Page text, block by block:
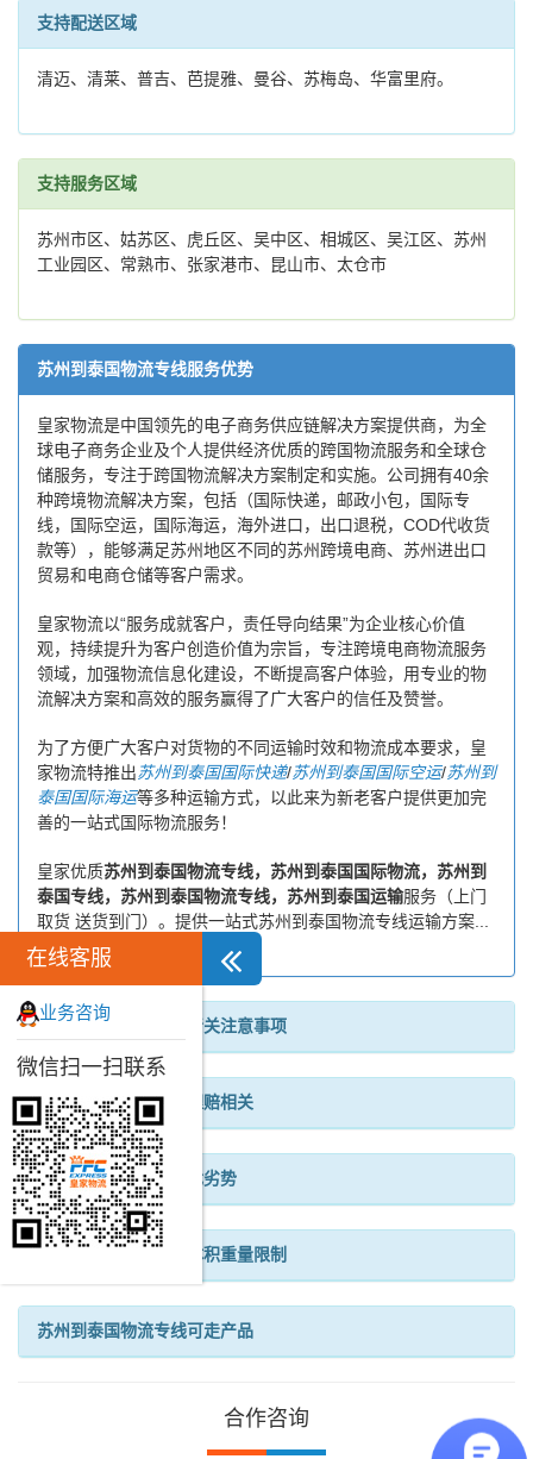
支持配送区域
清迈、清莱、普吉、芭提雅、曼谷、苏梅岛、华富里府。
支持服务区域
苏州市区、姑苏区、虎丘区、吴中区、相城区、吴江区、苏州
工业园区、常熟市、张家港市、昆山市、太仓市
苏州到泰国物流专线服务优势
皇家物流是中国领先的电子商务供应链解决方案提供商，为全
球电子商务企业及个人提供经济优质的跨国物流服务和全球仓
储服务，专注于跨国物流解决方案制定和实施。公司拥有40余
种跨境物流解决方案，包括（国际快递，邮政小包，国际专
线，国际空运，国际海运，海外进口，出口退税，COD代收货
款等），能够满足苏州地区不同的苏州跨境电商、苏州进出口
贸易和电商仓储等客户需求。
皇家物流以“服务成就客户，责任导向结果”为企业核心价值
观，持续提升为客户创造价值为宗旨，专注跨境电商物流服务
领域，加强物流信息化建设，不断提高客户体验，用专业的物
流解决方案和高效的服务赢得了广大客户的信任及赞誉。
为了方便广大客户对货物的不同运输时效和物流成本要求，皇
家物流特推出苏州到泰国国际快递/苏州到泰国国际空运/苏州到
泰国国际海运等多种运输方式，以此来为新老客户提供更加完
善的一站式国际物流服务！
皇家优质苏州到泰国物流专线，苏州到泰国国际物流，苏州到
泰国专线，苏州到泰国物流专线，苏州到泰国运输服务（上门
取货 送货到门）。提供一站式苏州到泰国物流专线运输方案...
苏州到泰国物流专线清关注意事项
苏州到泰国物流专线理赔相关
苏州到泰国物流专线优劣势
苏州到泰国物流专线体积重量限制
苏州到泰国物流专线可走产品
合作咨询
在线客服
业务咨询
微信扫一扫联系